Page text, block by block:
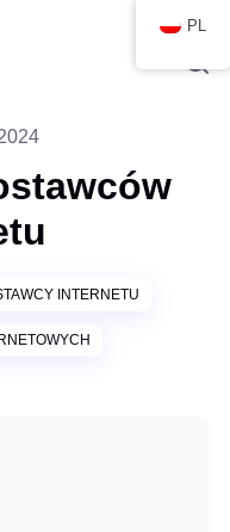
INTERNETU
PL